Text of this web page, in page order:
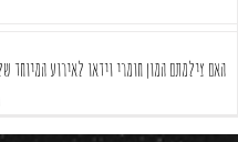
האם צילמתם המון חומרי וידאו לאירוע המיוחד